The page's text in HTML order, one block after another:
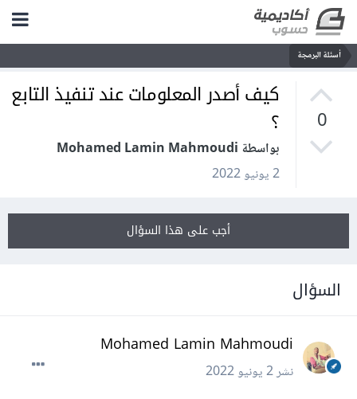
أسئلة البرمجة
0
كيف أصدر المعلومات عند تنفيذ التابع
؟
بواسطة Mohamed Lamin Mahmoudi
2 يونيو 2022
أجب على هذا السؤال
السؤال
Mohamed Lamin Mahmoudi
نشر2 يونيو 2022